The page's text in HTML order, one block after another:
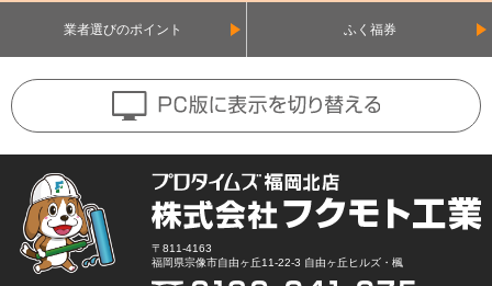
業者選びのポイント ふく福券
〒811-4163
福岡県宗像市自由ヶ丘11-22-3 自由ヶ丘ヒルズ・楓